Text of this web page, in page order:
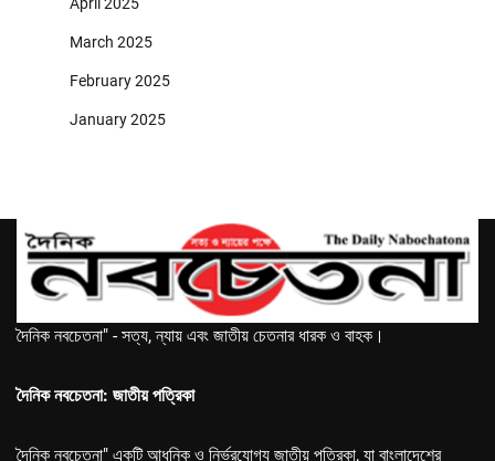
March 2025
February 2025
January 2025
দৈনিক নবচেতনা" - সত্য, ন্যায় এবং জাতীয় চেতনার ধারক ও বাহক।
দৈনিক নবচেতনা: জাতীয় পত্রিকা
দৈনিক নবচেতনা" একটি আধুনিক ও নির্ভরযোগ্য জাতীয় পত্রিকা, যা বাংলাদেশের